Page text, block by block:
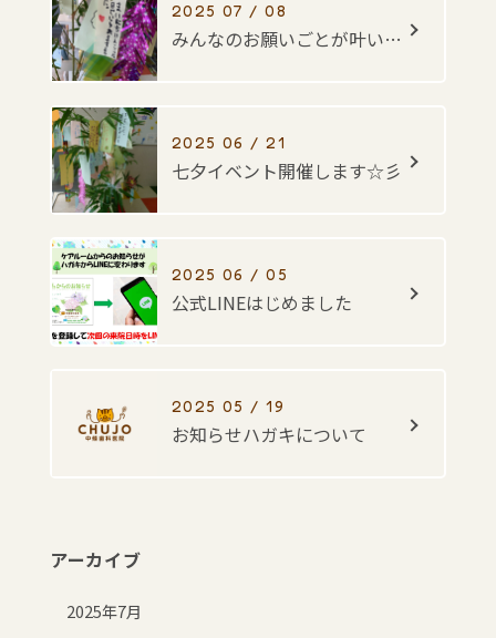
2025 07 / 08
みんなのお願いごとが叶いますように・・・☆彡
2025 06 / 21
七夕イベント開催します☆彡
2025 06 / 05
公式LINEはじめました
2025 05 / 19
お知らせハガキについて
アーカイブ
2025年7月